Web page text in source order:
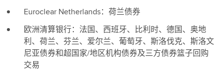
Euroclear Netherlands：荷兰债券
欧洲清算银行：法国、西班牙、比利时、德国、奥地
利、荷兰、芬兰、爱尔兰、葡萄牙、斯洛伐克、斯洛文
尼亚债券和超国家/地区机构债券及三方债券篮子回购
交易